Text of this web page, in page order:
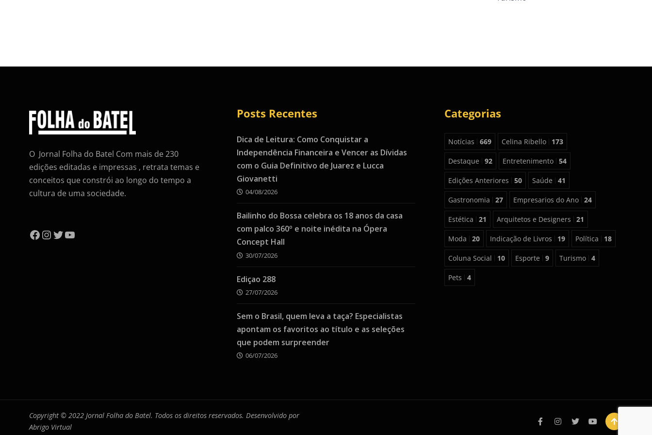
O Jornal Folha do Batel Com mais de 230
edições editadas e impressas , retrata temas e
conceitos que constrói ao longo do tempo a
cultura de uma sociedade.
Facebook
Instagram
Twitter
YouTube
Posts Recentes
Dica de Leitura: Como Conquistar a
Independência Financeira e Vencer as Dívidas
com o Guia Definitivo de Juarez e Lucca
Giovanetti
04/08/2026
Bailinho do Bossa celebra os 18 anos da casa
com palco 360º e noite inédita na Ópera
Concept Hall
30/07/2026
Ediçao 288
27/07/2026
Sem o Brasil, quem leva a taça? Especialistas
apontam os favoritos ao título e as seleções
que podem surpreender
06/07/2026
Categorias
Notícias 669 Celina Ribello 173
Destaque 92 Entretenimento 54
Edições Anteriores 50 Saúde 41
Gastronomia 27 Empresarios do Ano 24
Estética 21 Arquitetos e Designers 21
Moda 20 Indicação de Livros 19 Política 18
Coluna Social 10 Esporte 9 Turismo 4
Pets 4
Copyright © 2022 Jornal Folha do Batel. Todos os direitos reservados. Desenvolvido por
Abrigo Virtual